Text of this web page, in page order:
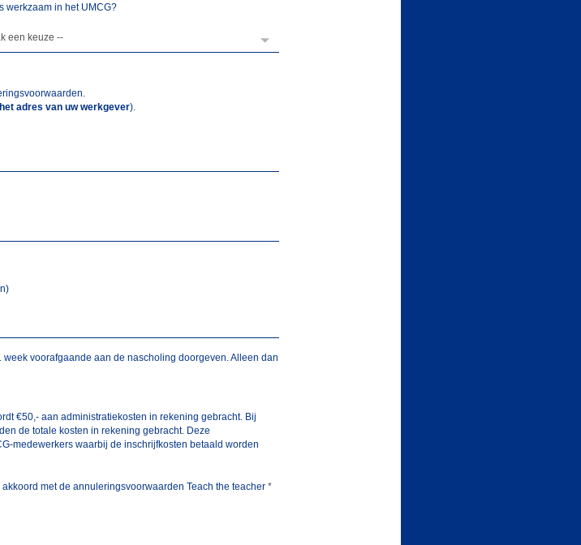
werkzaam in het UMCG?
adres van uw werkgever).
voorafgaande aan de nascholing doorgeven. Alleen dan
€50,- aan administratiekosten in rekening gebracht. Bij
de totale kosten in rekening gebracht. Deze
medewerkers waarbij de inschrijfkosten betaald worden
akkoord met de annuleringsvoorwaarden Teach the teacher *